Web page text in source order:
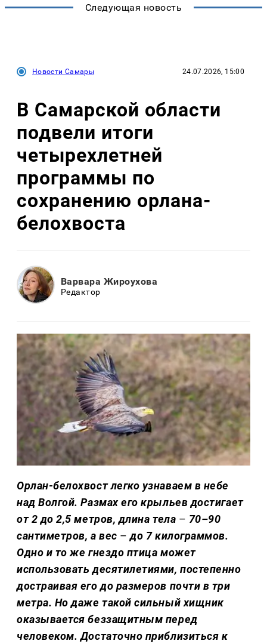
Следующая новость
Новости Самары 24.07.2026, 15:00
В Самарской области
подвели итоги
четырехлетней
программы по
сохранению орлана-
белохвоста
Варвара Жироухова
Редактор
Орлан-белохвост легко узнаваем в небе
над Волгой. Размах его крыльев достигает
от 2 до 2,5 метров, длина тела – 70–90
сантиметров, а вес – до 7 килограммов.
Одно и то же гнездо птица может
использовать десятилетиями, постепенно
достраивая его до размеров почти в три
метра. Но даже такой сильный хищник
оказывается беззащитным перед
человеком. Достаточно приблизиться к